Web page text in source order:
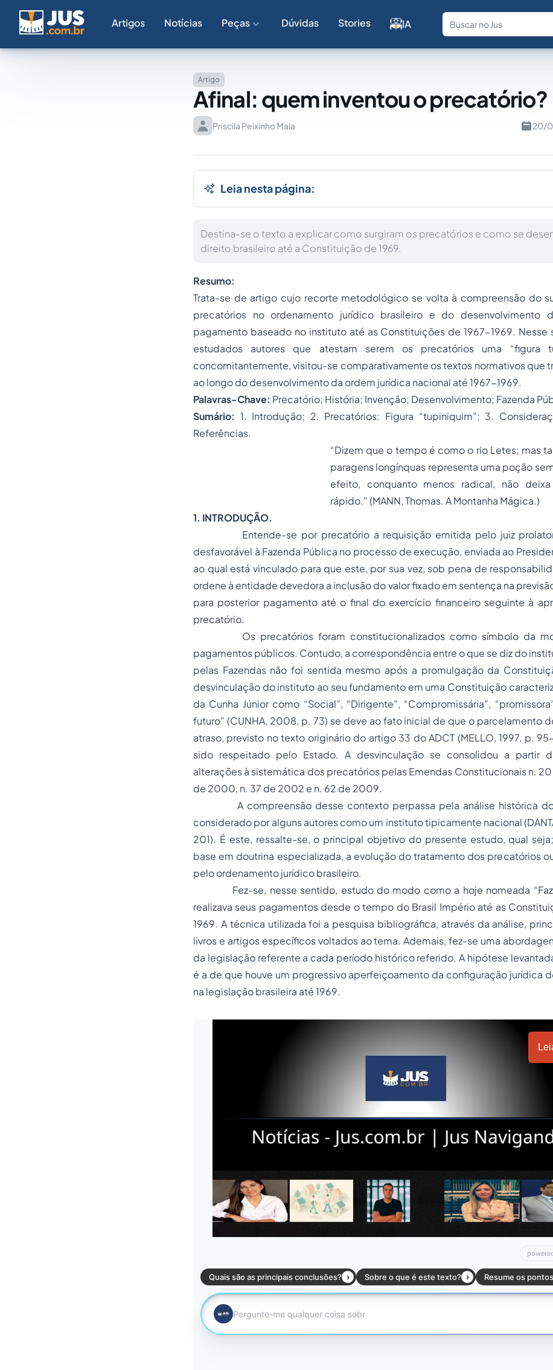
Artigos Notícias Peças Dúvidas Stories IA
Fale com a IA
Artigo
Afinal: quem inventou o precatório?
Priscila Peixinho Maia 20/
Leia nesta página:
Destina-se o texto a explicar como surgiram os precatórios e como se
direito brasileiro até a Constituição de 1969.
Resumo:
Trata-se de artigo cujo recorte metodológico se volta à compreensão do
precatórios no ordenamento jurídico brasileiro e do desenvolvimento
pagamento baseado no instituto até as Constituições de 1967-1969. Nesse
estudados autores que atestam serem os precatórios uma “figura
concomitantemente, visitou-se comparativamente os textos normativos que
ao longo do desenvolvimento da ordem jurídica nacional até 1967-1969.
Palavras-Chave: Precatório; História; Invenção; Desenvolvimento; Fazenda
Sumário: 1. Introdução; 2. Precatórios: Figura “tupiniquim”; 3.
Referências.
“Dizem que o tempo é como o rio Letes; mas
paragens longínquas representa uma poção
efeito, conquanto menos radical, não
rápido.”(MANN, Thomas. A Montanha Mágica.)
1. INTRODUÇÃO.
Entende-se por precatório a requisição emitida pelo juiz prolator
desfavorável à Fazenda Pública no processo de execução, enviada ao
ao qual está vinculado para que este, por sua vez, sob pena de
ordene à entidade devedora a inclusão do valor fixado em sentença na
para posterior pagamento até o final do exercício financeiro seguinte à
precatório.
Os precatórios foram constitucionalizados como símbolo da
pagamentos públicos. Contudo, a correspondência entre o que se diz do
pelas Fazendas não foi sentida mesmo após a promulgação da
desvinculação do instituto ao seu fundamento em uma Constituição
da Cunha Júnior como “Social”, “Dirigente”, “Compromissária”,
futuro” (CUNHA, 2008, p. 73) se deve ao fato inicial de que o parcelamento
atraso, previsto no texto originário do artigo 33 do ADCT (MELLO, 1997, p.
sido respeitado pelo Estado. A desvinculação se consolidou a partir
alterações à sistemática dos precatórios pelas Emendas Constitucionais n. 20
de 2000, n. 37 de 2002 e n. 62 de 2009.
A compreensão desse contexto perpassa pela análise histórica
considerado por alguns autores como um instituto tipicamente nacional
201). É este, ressalte-se, o principal objetivo do presente estudo, qual
base em doutrina especializada, a evolução do tratamento dos precatórios
pelo ordenamento jurídico brasileiro.
Fez-se, nesse sentido, estudo do modo como a hoje nomeada
realizava seus pagamentos desde o tempo do Brasil Império até as
1969. A técnica utilizada foi a pesquisa bibliográfica, através da análise,
livros e artigos específicos voltados ao tema. Ademais, fez-se uma
da legislação referente a cada período histórico referido. A hipótese
é a de que houve um progressivo aperfeiçoamento da configuração jurídica
na legislação brasileira até 1969.